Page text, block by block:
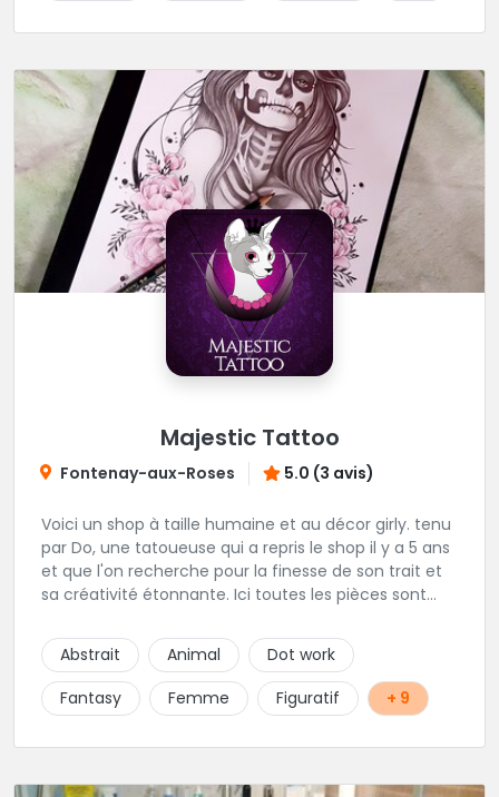
Majestic Tattoo
Fontenay-aux-Roses 5.0 (3 avis)
Voici un shop à taille humaine et au décor girly. tenu
par Do, une tatoueuse qui a repris le shop il y a 5 ans
et que l'on recherche pour la finesse de son trait et
sa créativité étonnante. Ici toutes les pièces sont
client. Les séances de tatouage se font en musique
et dans une ambiance décontractée.
Abstrait Animal
Dot work
Fantasy
Femme Figuratif + 9